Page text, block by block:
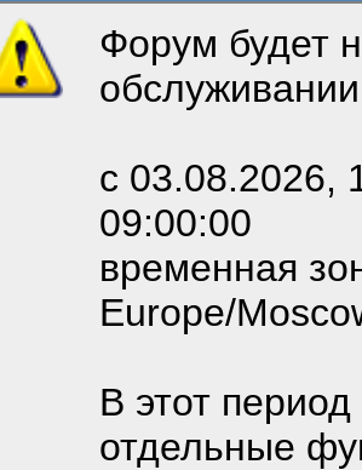
Форум будет
с 03.08.2026,
09:00:00
временная
Europe/
В этот
отдельные
на
для
можете
с